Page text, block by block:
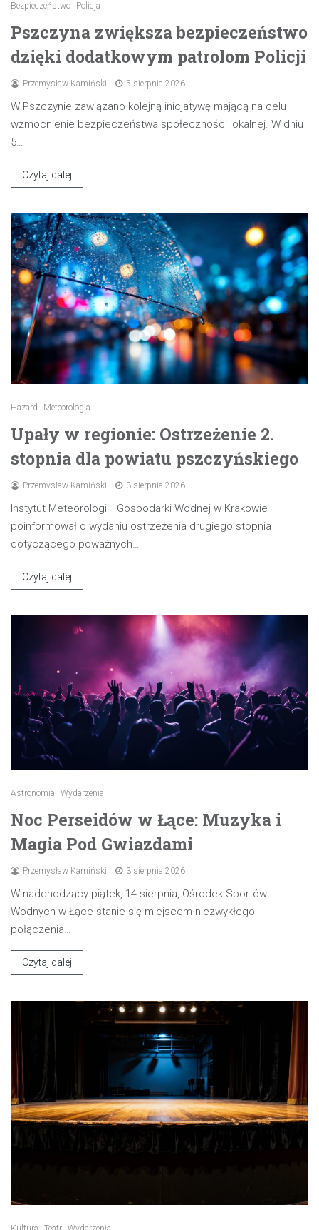
Bezpieczeństwo Policja
Pszczyna zwiększa bezpieczeństwo
dzięki dodatkowym patrolom Policji
Przemysław Kamiński 5 sierpnia 2026
W Pszczynie zawiązano kolejną inicjatywę mającą na celu
wzmocnienie bezpieczeństwa społeczności lokalnej. W dniu
5…
Czytaj dalej
Hazard Meteorologia
Upały w regionie: Ostrzeżenie 2.
stopnia dla powiatu pszczyńskiego
Przemysław Kamiński 3 sierpnia 2026
Instytut Meteorologii i Gospodarki Wodnej w Krakowie
poinformował o wydaniu ostrzeżenia drugiego stopnia
dotyczącego poważnych…
Czytaj dalej
Astronomia Wydarzenia
Noc Perseidów w Łące: Muzyka i
Magia Pod Gwiazdami
Przemysław Kamiński 3 sierpnia 2026
W nadchodzący piątek, 14 sierpnia, Ośrodek Sportów
Wodnych w Łące stanie się miejscem niezwykłego
połączenia…
Czytaj dalej